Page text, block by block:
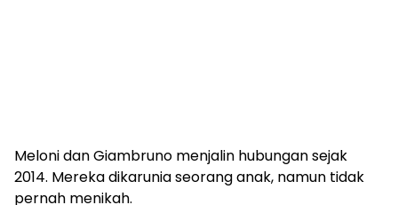
Meloni dan Giambruno menjalin hubungan sejak
2014. Mereka dikarunia seorang anak, namun tidak
pernah menikah.